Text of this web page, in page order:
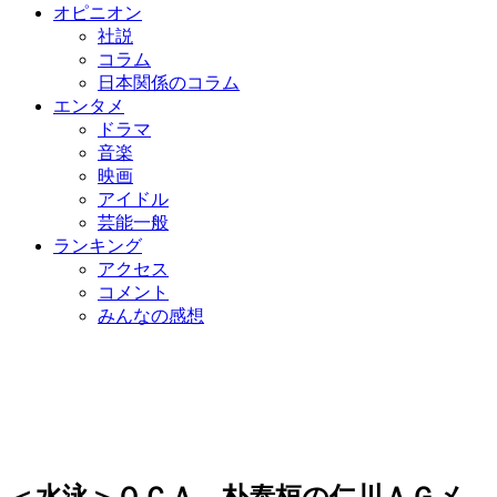
オピニオン
社説
コラム
日本関係のコラム
エンタメ
ドラマ
音楽
映画
アイドル
芸能一般
ランキング
アクセス
コメント
みんなの感想